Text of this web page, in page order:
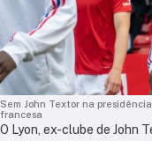
Sem John Textor na
francesa
O Lyon, ex-clube de John